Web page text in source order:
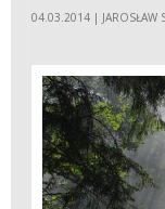
04.03.2014 | JAROSŁAW